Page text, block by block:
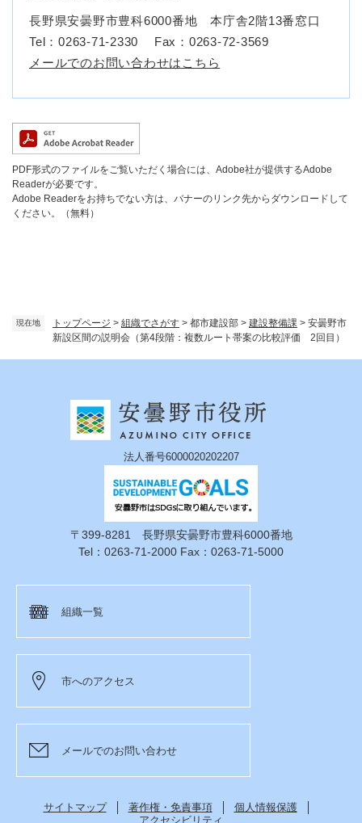
現在地 トップページ > 組織でさがす > 都市建設部 > 建設整備課 > 安曇野市
新設区間の説明会（第4段階：複数ルート帯案の比較評価 2回目）
長野県安曇野市豊科6000番地 本庁舎2階13番窓口
Tel：0263-71-2330
Fax：0263-72-3569
メールでのお問い合わせはこちら
PDF形式のファイルをご覧いただく場合には、Adobe社が提供するAdobe
Readerが必要です。
Adobe Readerをお持ちでない方は、バナーのリンク先からダウンロードして
ください。（無料）
法人番号6000020202207
〒399-8281 長野県安曇野市豊科6000番地
Tel：0263-71-2000 Fax：0263-71-5000
組織一覧
市へのアクセス
メールでのお問い合わせ
サイトマップ 著作権・免責事項
個人情報保護
アクセシビリティ